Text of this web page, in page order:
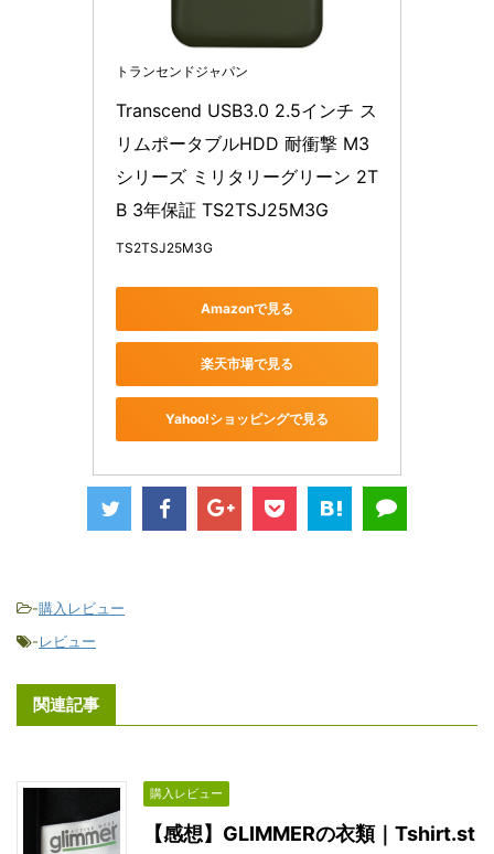
トランセンドジャパン
Transcend USB3.0 2.5インチ ス
リムポータブルHDD 耐衝撃 M3
シリーズ ミリタリーグリーン 2T
B 3年保証 TS2TSJ25M3G
TS2TSJ25M3G
Amazonで見る
楽天市場で見る
Yahoo!ショッピングで見る
-購入レビュー
-レビュー
関連記事
購入レビュー
【感想】GLIMMERの衣類｜Tshirt.st